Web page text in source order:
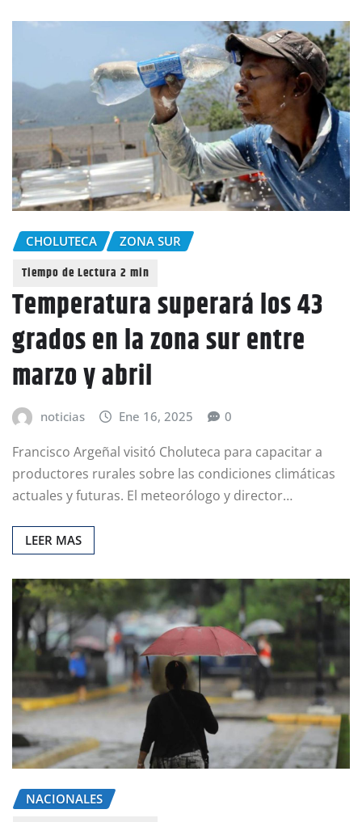
CHOLUTECA ZONA SUR
Temperatura superará los 43
grados en la zona sur entre
marzo y abril
noticias Ene 16, 2025 0
Francisco Argeñal visitó Choluteca para capacitar a
productores rurales sobre las condiciones climáticas
actuales y futuras. El meteorólogo y director…
LEER MAS
NACIONALES